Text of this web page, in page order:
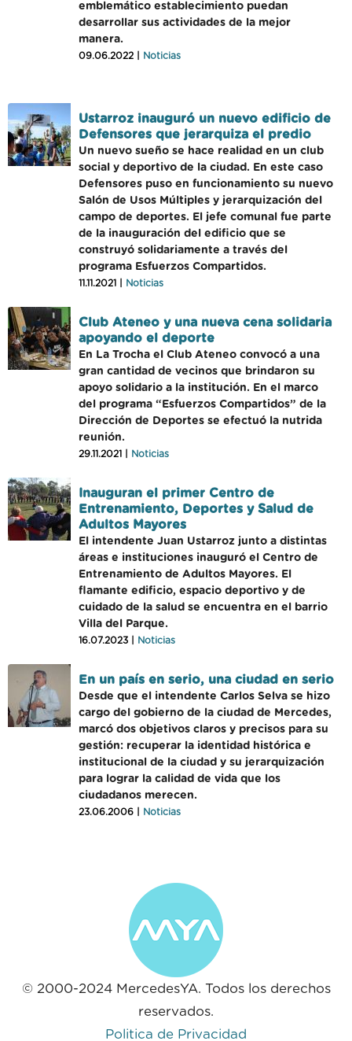
emblemático establecimiento puedan
desarrollar sus actividades de la mejor
manera.
09.06.2022 | Noticias
Ustarroz inauguró un nuevo edificio de
Defensores que jerarquiza el predio
Un nuevo sueño se hace realidad en un club
social y deportivo de la ciudad. En este caso
Defensores puso en funcionamiento su nuevo
Salón de Usos Múltiples y jerarquización del
campo de deportes. El jefe comunal fue parte
de la inauguración del edificio que se
construyó solidariamente a través del
programa Esfuerzos Compartidos.
11.11.2021 | Noticias
Club Ateneo y una nueva cena solidaria
apoyando el deporte
En La Trocha el Club Ateneo convocó a una
gran cantidad de vecinos que brindaron su
apoyo solidario a la institución. En el marco
del programa “Esfuerzos Compartidos” de la
Dirección de Deportes se efectuó la nutrida
reunión.
29.11.2021 | Noticias
Inauguran el primer Centro de
Entrenamiento, Deportes y Salud de
Adultos Mayores
El intendente Juan Ustarroz junto a distintas
áreas e instituciones inauguró el Centro de
Entrenamiento de Adultos Mayores. El
flamante edificio, espacio deportivo y de
cuidado de la salud se encuentra en el barrio
Villa del Parque.
16.07.2023 | Noticias
En un país en serio, una ciudad en serio
Desde que el intendente Carlos Selva se hizo
cargo del gobierno de la ciudad de Mercedes,
marcó dos objetivos claros y precisos para su
gestión: recuperar la identidad histórica e
institucional de la ciudad y su jerarquización
para lograr la calidad de vida que los
ciudadanos merecen.
23.06.2006 | Noticias
© 2000-2024 MercedesYA. Todos los derechos
reservados.
Politica de Privacidad